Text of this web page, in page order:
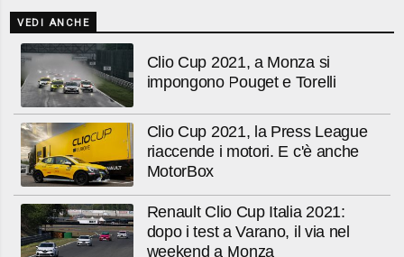
VEDI ANCHE
Clio Cup 2021, a Monza si
impongono Pouget e Torelli
Clio Cup 2021, la Press League
riaccende i motori. E c'è anche
MotorBox
Renault Clio Cup Italia 2021:
dopo i test a Varano, il via nel
weekend a Monza